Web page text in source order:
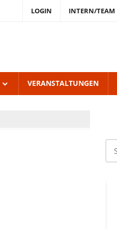
LOGIN INTERN/TEAM
VERANSTALTUNGEN